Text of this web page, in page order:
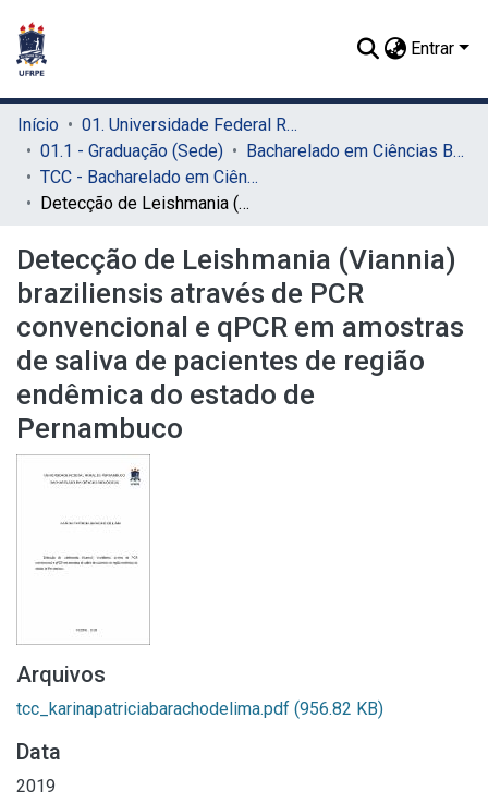
Entrar
Início
01. Universidade Federal Rural de Pernambuco - UFRPE (Sede)
01.1 - Graduação (Sede)
Bacharelado em Ciências Biológicas (Sede)
TCC - Bacharelado em Ciências Biológicas (Sede)
Detecção de Leishmania (Viannia) braziliensis através de PCR convencional e qPCR em amostras de saliva de pacientes de região endêmica do estado de Pernambuco
Detecção de Leishmania (Viannia)
braziliensis através de PCR
convencional e qPCR em amostras
de saliva de pacientes de região
endêmica do estado de
Pernambuco
Arquivos
tcc_karinapatriciabarachodelima.pdf (956.82 KB)
Data
2019